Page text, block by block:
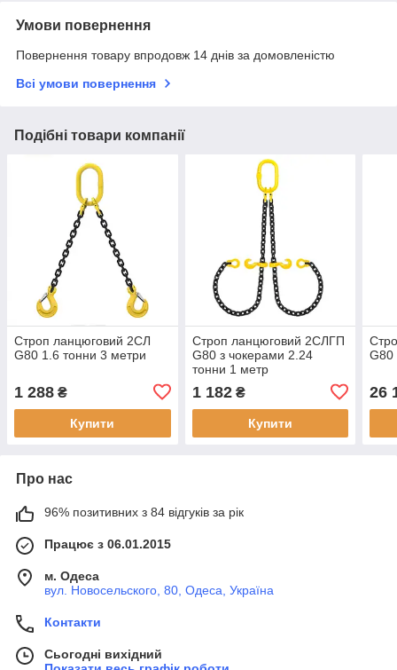
Умови повернення
Повернення товару впродовж 14 днів за домовленістю
Всі умови повернення
Подібні товари компанії
Строп ланцюговий 2СЛ
G80 1.6 тонни 3 метри
1 288 ₴
Купити
Строп ланцюговий 2СЛГП
G80 з чокерами 2.24
тонни 1 метр
1 182₴
Купити
G80
26
Про нас
96% позитивних з 84 відгуків за рік
Працює з 06.01.2015
м. Одеса
вул. Новосельского, 80, Одеса, Україна
Контакти
Сьогодні вихідний